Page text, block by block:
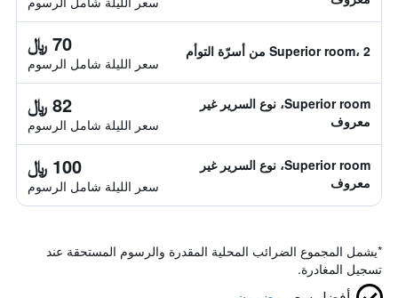
Superior room، 2 من أسرّة التوأم 70 ﷼
سعر الليلة شامل الرسوم
Superior room، نوع السرير غير
معروف
82 ﷼
سعر الليلة شامل الرسوم
Superior room، نوع السرير غير
معروف
100 ﷼
سعر الليلة شامل الرسوم
*يشمل المجموع الضرائب المحلية المقدرة والرسوم المستحقة عند
تسجيل المغادرة.